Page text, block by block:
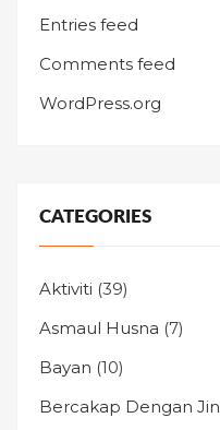
Entries feed
Comments feed
WordPress.org
CATEGORIES
Aktiviti (39)
Asmaul Husna (7)
Bayan (10)
Bercakap Dengan Jin